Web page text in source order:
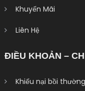
Khuyến Mãi
Liên Hệ
ĐIỀU KHOẢN –
Khiếu nại bồi thường